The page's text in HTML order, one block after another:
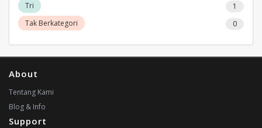
Tri
1
Tak Berkategori
0
About
Tentang Kami
Blog & Info
Support